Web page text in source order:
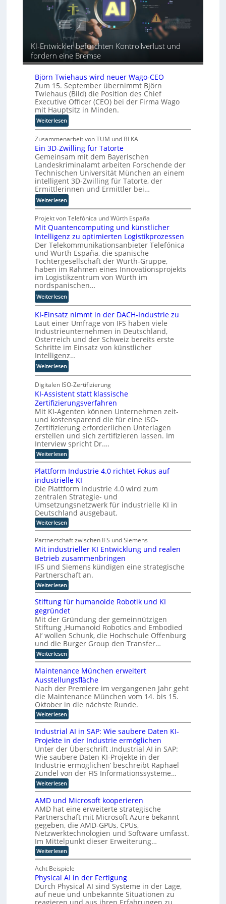
r
u
n
a
c
t
r
-
u
s
b
a
u
e
u
r
o
ä
i
c
h
e
n
R
o
u
t
e
r
-
H
e
r
s
e
l
l
e
r
n
s
n
a
h
A
u
t
o
m
a
t
i
s
i
e
r
u
n
g
s
l
ö
s
u
n
g
e
n
KI-Entwickler befürchten Kontrollverlust und
fordern eine Bremse
Björn Twiehaus wird neuer Wago-CEO
Zum 15. September übernimmt Björn
Twiehaus (Bild) die Position des Chief
Executive Officer (CEO) bei der Firma Wago
mit Hauptsitz in Minden.
Weiterlesen:
B
j
ö
r
n
T
w
i
e
h
a
u
s
w
i
r
d
n
e
u
r
W
a
g
o
-
C
E
O
Zusammenarbeit von TUM und BLKA
Ein 3D-Zwilling für Tatorte
Gemeinsam mit dem Bayerischen
Landeskriminalamt arbeiten Forschende der
Technischen Universität München an einem
intelligent 3D-Zwilling für Tatorte, der
Ermittlerinnen und Ermittler bei…
Weiterlesen:
E
i
n
3
D
-
Z
w
i
l
l
i
n
g
f
ü
r
T
a
t
r
t
e
Projekt von Telefónica und Würth España
Mit Quantencomputing und künstlicher
Intelligenz zu optimierten Logistikprozessen
Der Telekommunikationsanbieter Telefónica
und Würth España, die spanische
Tochtergesellschaft der Würth-Gruppe,
haben im Rahmen eines Innovationsprojekts
im Logistikzentrum von Würth im
nordspanischen…
Weiterlesen:
M
i
t
Q
u
a
n
t
e
n
c
o
m
p
u
t
i
n
g
u
n
d
k
ü
n
s
t
l
i
c
h
e
r
I
n
t
e
l
l
i
g
e
n
z
z
u
o
p
t
i
m
i
e
r
e
n
L
o
g
i
s
t
i
k
p
KI-Einsatz nimmt in der DACH-Industrie zu
Laut einer Umfrage von IFS haben viele
Industrieunternehmen in Deutschland,
Österreich und der Schweiz bereits erste
Schritte im Einsatz von künstlicher
Intelligenz…
Weiterlesen:
K
I
-
E
i
n
s
a
t
z
m
m
t
i
n
d
e
r
D
A
C
H
-
I
n
d
u
s
t
r
e
z
u
Digitalen ISO-Zertifizierung
KI-Assistent statt klassische
Zertifizierungsverfahren
Mit KI-Agenten können Unternehmen zeit-
und kostensparend die für eine ISO-
Zertifizierung erforderlichen Unterlagen
erstellen und sich zertifizieren lassen. Im
Interview spricht Dr.…
Weiterlesen:
K
-
A
s
i
s
t
e
n
t
t
a
t
t
k
l
a
s
s
i
s
c
h
e
Z
e
t
i
f
z
i
e
r
u
n
g
s
v
e
r
f
a
h
r
e
n
Plattform Industrie 4.0 richtet Fokus auf
industrielle KI
Die Plattform Industrie 4.0 wird zum
zentralen Strategie- und
Umsetzungsnetzwerk für industrielle KI in
Deutschland ausgebaut.
Weiterlesen:
P
a
t
t
f
o
r
m
I
n
d
u
s
t
r
i
e
4
.
0
r
i
c
h
t
e
t
F
o
k
u
s
a
u
f
i
n
d
u
s
t
r
i
e
l
l
e
K
I
Partnerschaft zwischen IFS und Siemens
Mit industrieller KI Entwicklung und realen
Betrieb zusammenbringen
IFS und Siemens kündigen eine strategische
Partnerschaft an.
Weiterlesen:
M
i
t
i
n
d
u
s
t
r
i
e
l
l
e
r
K
I
E
n
t
w
i
k
l
u
n
g
n
d
r
e
a
l
e
n
B
e
t
r
i
e
b
Stiftung für humanoide Robotik und KI
gegründet
Mit der Gründung der gemeinnützigen
Stiftung ‚Humanoid Robotics and Embodied
AI‘ wollen Schunk, die Hochschule Offenburg
und die Burger Group den Transfer…
Weiterlesen:
S
i
f
t
u
n
g
f
ü
r
h
u
m
a
n
o
i
d
e
R
o
b
o
t
i
k
u
n
d
K
I
g
e
g
Maintenance München erweitert
Ausstellungsfläche
Nach der Premiere im vergangenen Jahr geht
die Maintenance München vom 14. bis 15.
Oktober in die nächste Runde.
Weiterlesen:
M
a
i
n
t
e
n
a
n
c
e
M
ü
n
c
h
e
n
e
r
w
e
i
t
e
r
Industrial AI in SAP: Wie saubere Daten KI-
Projekte in der Industrie ermöglichen
Unter der Überschrift ‚Industrial AI in SAP:
Wie saubere Daten KI-Projekte in der
Industrie ermöglichen‘ beschreibt Raphael
Zundel von der FIS Informationssysteme…
Weiterlesen:
I
n
d
u
s
t
r
i
a
l
A
I
i
n
S
A
AMD und Microsoft kooperieren
AMD hat eine erweiterte strategische
Partnerschaft mit Microsoft Azure bekannt
gegeben, die AMD-GPUs, CPUs,
Netzwerktechnologien und Software umfasst.
Im Mittelpunkt dieser Erweiterung…
Weiterlesen:
A
M
D
u
n
d
M
Acht Beispiele
Physical AI in der Fertigung
Durch Physical AI sind Systeme in der Lage,
auf neue und unbekannte Situationen zu